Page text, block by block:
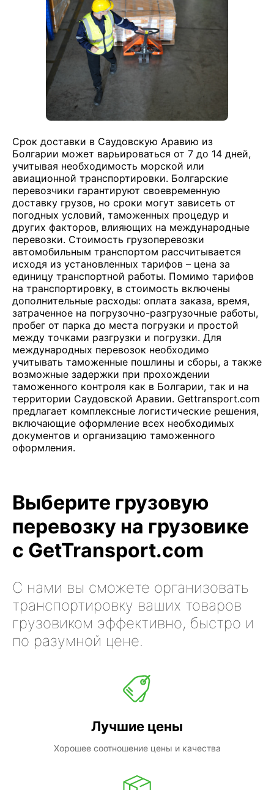
Срок доставки в Саудовскую Аравию из
Болгарии может варьироваться от 7 до 14 дней,
учитывая необходимость морской или
авиационной транспортировки. Болгарские
перевозчики гарантируют своевременную
доставку грузов, но сроки могут зависеть от
погодных условий, таможенных процедур и
других факторов, влияющих на международные
перевозки. Стоимость грузоперевозки
автомобильным транспортом рассчитывается
исходя из установленных тарифов – цена за
единицу транспортной работы. Помимо тарифов
на транспортировку, в стоимость включены
дополнительные расходы: оплата заказа, время,
затраченное на погрузочно-разгрузочные работы,
пробег от парка до места погрузки и простой
между точками разгрузки и погрузки. Для
международных перевозок необходимо
учитывать таможенные пошлины и сборы, а также
возможные задержки при прохождении
таможенного контроля как в Болгарии, так и на
территории Саудовской Аравии. Gettransport.com
предлагает комплексные логистические решения,
включающие оформление всех необходимых
документов и организацию таможенного
оформления.
Выберите грузовую
перевозку на грузовике
с GetTransport.com
С нами вы сможете организовать
транспортировку ваших товаров
грузовиком эффективно, быстро и
по разумной цене.
Лучшие цены
Хорошее соотношение цены и качества